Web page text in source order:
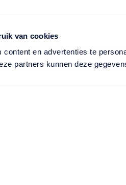
van cookies
content en advertenties te
partners kunnen deze